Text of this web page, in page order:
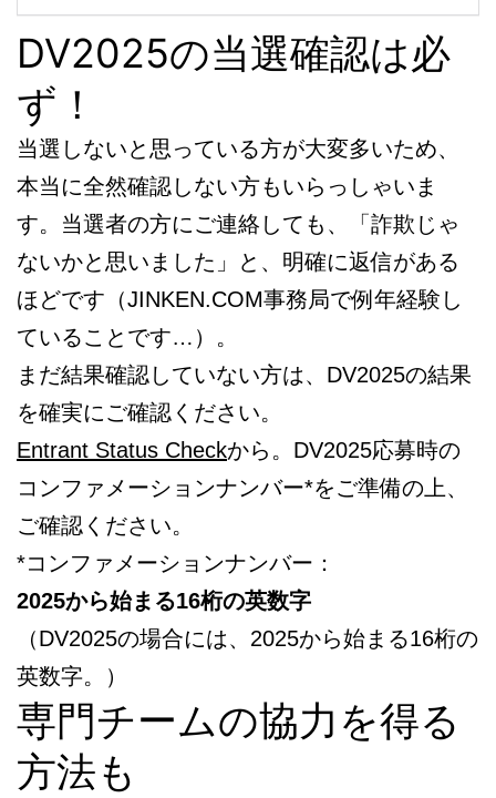
DV2025の当選確認は必
ず！
当選しないと思っている方が大変多いため、
本当に全然確認しない方もいらっしゃいま
す。当選者の方にご連絡しても、「詐欺じゃ
ないかと思いました」と、明確に返信がある
ほどです（JINKEN.COM事務局で例年経験し
ていることです…）。
まだ結果確認していない方は、DV2025の結果
を確実にご確認ください。
Entrant Status Checkから。DV2025応募時の
コンファメーションナンバー*をご準備の上、
ご確認ください。
*コンファメーションナンバー：
2025から始まる16桁の英数字
（DV2025の場合には、2025から始まる16桁の
英数字。）
専門チームの協力を得る
方法も